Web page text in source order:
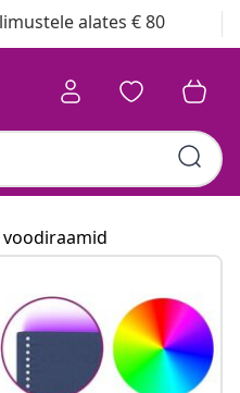
alates € 80
voodiraamid